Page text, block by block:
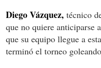
Diego Vázquez, técnico
que no quiere anticiparse
que su equipo llegue a
terminó el torneo